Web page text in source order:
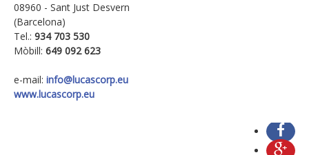
Gestió de la continuïtat del negoci
Qui som
Contacta amb nosaltres
08960 - Sant Just Desvern
(Barcelona)
Tel.: 934 703 530
Mòbill: 649 092 623
e-mail: info@lucascorp.eu
www.lucascorp.eu